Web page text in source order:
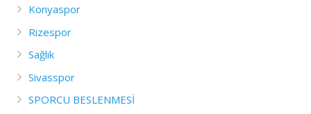
Konyaspor
Rizespor
Sağlık
Sivasspor
SPORCU BESLENMESİ